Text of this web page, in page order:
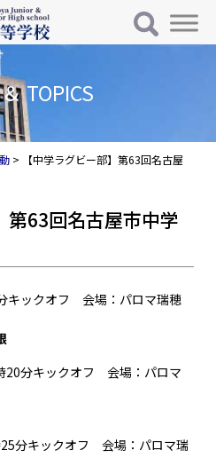
ン
TOPICS
>
【中学ラグビー部】第63回名古屋
第63回名古屋市中学
キックオフ 会場：パロマ瑞穂
分キックオフ 会場：パロマ
分キックオフ 会場：パロマ瑞